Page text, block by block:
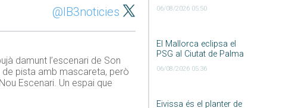
06/08/2026 05:50
El Mallorca eclipsa el
PSG al Ciutat de Palma
06/08/2026 05:36
Eivissa és el planter de
@IB3noticies
damunt l’escenari de Son
de pista amb mascareta, però
Escenari. Un espai que